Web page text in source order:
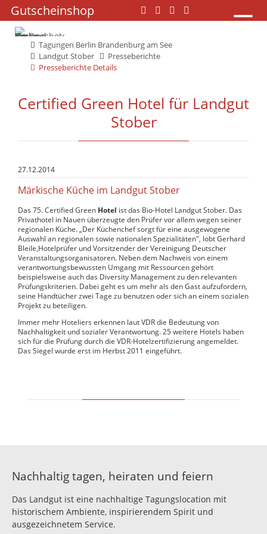
Navigation
überspringen
Gutscheinshop
Navigation
überspringen
Tagungen Berlin Brandenburg am See
Landgut Stober
Presseberichte
Presseberichte Details
Certified Green Hotel für Landgut
Stober
27.12.2014
Märkische Küche im Landgut Stober
Das 75. Certified Green Hotel ist das Bio-Hotel Landgut Stober. Das
Privathotel in Nauen überzeugte den Prüfer vor allem wegen seiner
regionalen Küche. „Der Küchenchef sorgt für eine ausgewogene
Auswahl an regionalen sowie nationalen Spezialitäten", lobt Gerhard
Bleile,Hotelprüfer und Vorsitzender der Vereinigung Deutscher
Veranstaltungsorganisatoren. Neben dem Nachweis von einem
verantwortungsbewussten Umgang mit Ressourcen gehört
beispielsweise auch das Diversity Management zu den relevanten
Prüfungskriterien. Dabei geht es um mehr als den Gast aufzufordern,
seine Handtücher zwei Tage zu benutzen oder sich an einem sozialen
Projekt zu beteiligen.
Immer mehr Hoteliers erkennen laut VDR die Bedeutung von
Nachhaltigkeit und sozialer Verantwortung. 25 weitere Hotels haben
sich für die Prüfung durch die VDR-Hotelzertifizierung angemeldet.
Das Siegel wurde erst im Herbst 2011 eingeführt.
Nachhaltig tagen, heiraten und feiern
Das Landgut ist eine nachhaltige Tagungslocation mit
historischem Ambiente, inspirierendem Spirit und
ausgezeichnetem Service.